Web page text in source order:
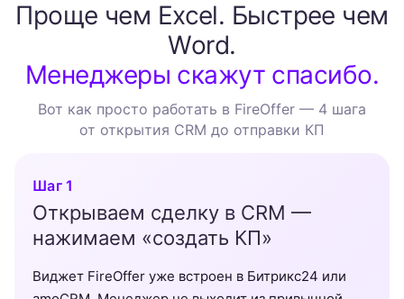
Проще чем Excel. Быстрее чем
Word.
Менеджеры скажут спасибо.
Вот как просто работать в FireOffer — 4 шага
от открытия CRM до отправки КП
Шаг 1
Открываем сделку в CRM —
нажимаем «создать КП»
Виджет FireOffer уже встроен в Битрикс24 или